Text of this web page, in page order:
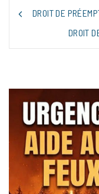
NAVIGATION
DE
DROIT DE
DROIT